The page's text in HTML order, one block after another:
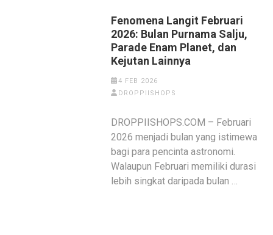
Fenomena Langit Februari
2026: Bulan Purnama Salju,
Parade Enam Planet, dan
Kejutan Lainnya
4 FEB 2026
DROPPIISHOPS
DROPPIISHOPS.COM – Februari
2026 menjadi bulan yang istimewa
bagi para pencinta astronomi.
Walaupun Februari memiliki durasi
lebih singkat daripada bulan …